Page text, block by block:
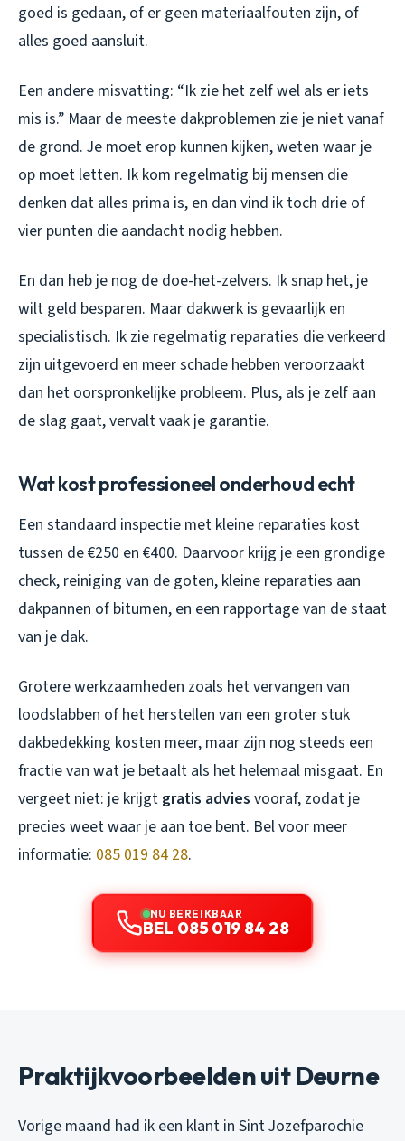
goed is gedaan, of er geen materiaalfouten zijn, of
alles goed aansluit.
Een andere misvatting: “Ik zie het zelf wel als er iets
mis is.” Maar de meeste dakproblemen zie je niet vanaf
de grond. Je moet erop kunnen kijken, weten waar je
op moet letten. Ik kom regelmatig bij mensen die
denken dat alles prima is, en dan vind ik toch drie of
vier punten die aandacht nodig hebben.
En dan heb je nog de doe-het-zelvers. Ik snap het, je
wilt geld besparen. Maar dakwerk is gevaarlijk en
specialistisch. Ik zie regelmatig reparaties die verkeerd
zijn uitgevoerd en meer schade hebben veroorzaakt
dan het oorspronkelijke probleem. Plus, als je zelf aan
de slag gaat, vervalt vaak je garantie.
Wat kost professioneel onderhoud echt
Een standaard inspectie met kleine reparaties kost
tussen de €250 en €400. Daarvoor krijg je een grondige
check, reiniging van de goten, kleine reparaties aan
dakpannen of bitumen, en een rapportage van de staat
van je dak.
Grotere werkzaamheden zoals het vervangen van
loodslabben of het herstellen van een groter stuk
dakbedekking kosten meer, maar zijn nog steeds een
fractie van wat je betaalt als het helemaal misgaat. En
vergeet niet: je krijgt gratis advies vooraf, zodat je
precies weet waar je aan toe bent. Bel voor meer
informatie: 085 019 84 28.
NU BEREIKBAAR
BEL 085 019 84 28
Praktijkvoorbeelden uit Deurne
Vorige maand had ik een klant in Sint Jozefparochie